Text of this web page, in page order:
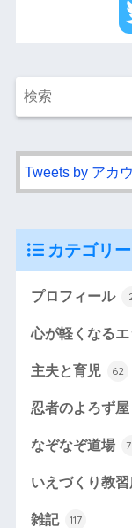
Tweets by アカ
カテゴリー
プロフィール
心が軽くなるエ
主夫と育児 62
忍者のよろず屋
なぞなぞ道場
いえづくり教習
雑記 117